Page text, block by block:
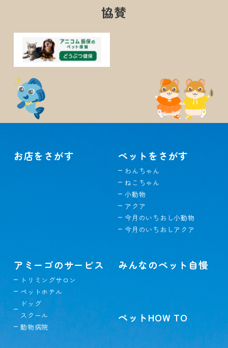
協賛
お店をさがす ペットをさがす
わんちゃん
ねこちゃん
小動物
アクア
今月のいちおし小動物
今月のいちおしアクア
アミーゴのサービス
トリミングサロン
ペットホテル
ドッグ
スクール
動物病院
みんなのペット自慢
ペットHOW TO